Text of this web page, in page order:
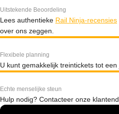
Uitstekende Beoordeling
Lees authentieke Rail Ninja-recensies
over ons zeggen.
Flexibele planning
U kunt gemakkelijk treintickets tot
Echte menselijke steun
Hulp nodig? Contacteer onze